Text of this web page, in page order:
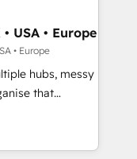
HubSpot
operations and
custom
- Custom
lead
across
USA • Europe
• Europe
hubs, messy
to work...
and team